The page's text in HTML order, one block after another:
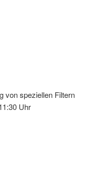
von speziellen Filtern
Uhr